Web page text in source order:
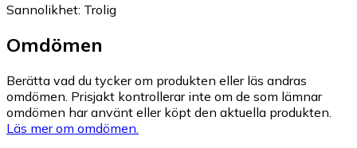
Sannolikhet: Trolig
Omdömen
Berätta vad du tycker om produkten eller läs andras
omdömen. Prisjakt kontrollerar inte om de som lämnar
omdömen har använt eller köpt den aktuella produkten.
Läs mer om omdömen.